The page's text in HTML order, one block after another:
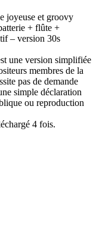
joyeuse et groovy
+ flûte +
– version 30s
une version simplifiée
membres de la
pas de demande
simple déclaration
ou reproduction
4 fois.